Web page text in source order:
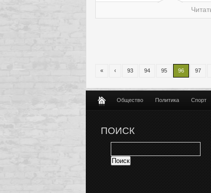
« ‹ 93 94 95 96 97
Общество Политика Спорт
ПОИСК